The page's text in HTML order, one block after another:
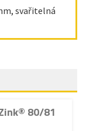
svařitelná
80/81